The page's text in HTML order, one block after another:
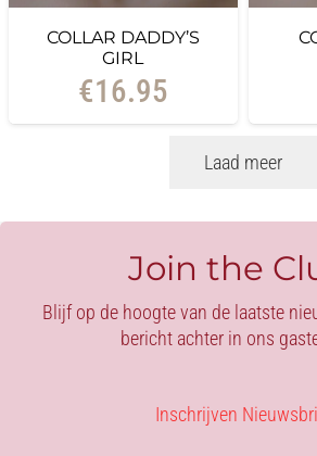
COLLAR DADDY’S
GIRL
€16.95
Laad meer
Join the
Blijf op de hoogte van de laatste
bericht achter in ons
Inschrijven